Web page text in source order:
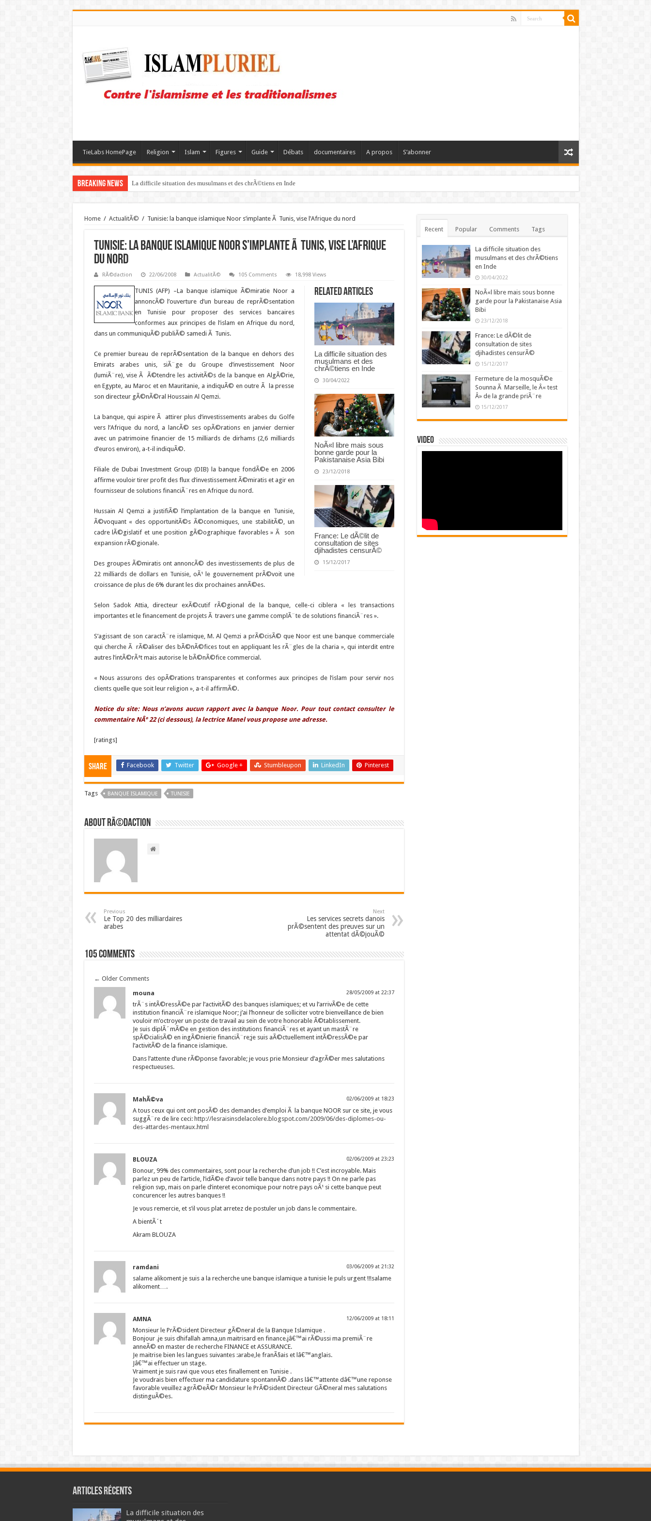
TieLabs HomePage Religion Islam Figures Guide Débats documentaires A propos S’abonner
Breaking News La difficile situation des musulmans et des chrÃ©tiens en Inde
Home / ActualitÃ© / Tunisie: la banque islamique Noor s’implante Ã Tunis, vise l’Afrique du nord
Tunisie: la banque islamique Noor s’implante Ã Tunis, vise l’Afrique
du nord
RÃ©daction 22/06/2008 ActualitÃ© 105 Comments 18,998 Views
Related Articles
La difficile situation des
musulmans et des
chrÃ©tiens en Inde
30/04/2022
NoÃ«l libre mais sous
bonne garde pour la
Pakistanaise Asia Bibi
23/12/2018
France: Le dÃ©lit de
consultation de sites
djihadistes censurÃ©
15/12/2017
TUNIS (AFP) –La banque islamique Ã©miratie Noor a
annoncÃ© l’ouverture d’un bureau de reprÃ©sentation
en Tunisie pour proposer des services bancaires
conformes aux principes de l’islam en Afrique du nord,
dans un communiquÃ© publiÃ© samedi Ã Tunis.
Ce premier bureau de reprÃ©sentation de la banque en dehors des
Emirats arabes unis, siÃ¨ge du Groupe d’investissement Noor
(lumiÃ¨re), vise Ã Ã©tendre les activitÃ©s de la banque en AlgÃ©rie,
en Egypte, au Maroc et en Mauritanie, a indiquÃ© en outre Ã la presse
son directeur gÃ©nÃ©ral Houssain Al Qemzi.
La banque, qui aspire Ã attirer plus d’investissements arabes du Golfe
vers l’Afrique du nord, a lancÃ© ses opÃ©rations en janvier dernier
avec un patrimoine financier de 15 milliards de dirhams (2,6 milliards
d’euros environ), a-t-il indiquÃ©.
Filiale de Dubai Investment Group (DIB) la banque fondÃ©e en 2006
affirme vouloir tirer profit des flux d’investissement Ã©miratis et agir en
fournisseur de solutions financiÃ¨res en Afrique du nord.
Hussain Al Qemzi a justifiÃ© l’implantation de la banque en Tunisie,
Ã©voquant « des opportunitÃ©s Ã©conomiques, une stabilitÃ©, un
cadre lÃ©gislatif et une position gÃ©ographique favorables » Ã son
expansion rÃ©gionale.
Des groupes Ã©miratis ont annoncÃ© des investissements de plus de
22 milliards de dollars en Tunisie, oÃ¹ le gouvernement prÃ©voit une
croissance de plus de 6% durant les dix prochaines annÃ©es.
Selon Sadok Attia, directeur exÃ©cutif rÃ©gional de la banque, celle-ci ciblera « les transactions
importantes et le financement de projets Ã travers une gamme complÃ¨te de solutions financiÃ¨res ».
S’agissant de son caractÃ¨re islamique, M. Al Qemzi a prÃ©cisÃ© que Noor est une banque commerciale
qui cherche Ã rÃ©aliser des bÃ©nÃ©fices tout en appliquant les rÃ¨gles de la charia », qui interdit entre
autres l’intÃ©rÃªt mais autorise le bÃ©nÃ©fice commercial.
« Nous assurons des opÃ©rations transparentes et conformes aux principes de l’islam pour servir nos
clients quelle que soit leur religion », a-t-il affirmÃ©.
Notice du site: Nous n’avons aucun rapport avec la banque Noor. Pour tout contact consulter le
commentaire NÂ° 22 (ci dessous), la lectrice Manel vous propose une adresse.
[ratings]
Share Facebook Twitter Google + Stumbleupon LinkedIn Pinterest
Tags BANQUE ISLAMIQUE TUNISIE
About RÃ©daction
Previous
Le Top 20 des milliardaires
arabes
Next
Les services secrets danois
prÃ©sentent des preuves sur un
attentat dÃ©jouÃ©
105 comments
← Older Comments
mouna
28/05/2009 at 22:37
trÃ¨s intÃ©ressÃ©e par l’activitÃ© des banques islamiques; et vu l’arrivÃ©e de cette
institution financiÃ¨re islamique Noor; j’ai l’honneur de solliciter votre bienveillance de bien
vouloir m’octroyer un poste de travail au sein de votre honorable Ã©tablissement.
Je suis diplÃ´mÃ©e en gestion des institutions financiÃ¨res et ayant un mastÃ¨re
spÃ©cialisÃ© en ingÃ©nierie financiÃ¨re;je suis aÃ©ctuellement intÃ©ressÃ©e par
l’activitÃ© de la finance islamique.
Dans l’attente d’une rÃ©ponse favorable; je vous prie Monsieur d’agrÃ©er mes salutations
respectueuses.
MahÃ©va 02/06/2009 at 18:23
A tous ceux qui ont ont posÃ© des demandes d’emploi Ã la banque NOOR sur ce site, je vous
suggÃ¨re de lire ceci: http://lesraisinsdelacolere.blogspot.com/2009/06/des-diplomes-ou-
des-attardes-mentaux.html
BLOUZA 02/06/2009 at 23:23
Bonour, 99% des commentaires, sont pour la recherche d’un job !! C’est incroyable. Mais
parlez un peu de l’article, l’idÃ©e d’avoir telle banque dans notre pays !! On ne parle pas
religion svp, mais on parle d’interet economique pour notre pays oÃ¹ si cette banque peut
concurencer les autres banques !!
Je vous remercie, et s’il vous plat arretez de postuler un job dans le commentaire.
A bientÃ´t
Akram BLOUZA
ramdani 03/06/2009 at 21:32
salame alikoment je suis a la recherche une banque islamique a tunisie le puls urgent !!!salame
alikoment….
AMNA 12/06/2009 at 18:11
Monsieur le PrÃ©sident Directeur gÃ©neral de la Banque Islamique .
Bonjour .je suis dhifallah amna,un maitrisard en finance.jâ€™ai rÃ©ussi ma premiÃ¨re
anneÃ© en master de recherche FINANCE et ASSURANCE.
Je maitrise bien les langues suivantes :arabe,le franÃ§ais et lâ€™anglais.
Jâ€™ai effectuer un stage.
Vraiment je suis ravi que vous etes finallement en Tunisie .
Je voudrais bien effectuer ma candidature spontannÃ© .dans lâ€™attente dâ€™une reponse
favorable veuillez agrÃ©eÃ©r Monsieur le PrÃ©sident Directeur GÃ©neral mes salutations
distinguÃ©es.
Recent Popular Comments Tags
La difficile situation des
musulmans et des chrÃ©tiens
en Inde
30/04/2022
NoÃ«l libre mais sous bonne
garde pour la Pakistanaise Asia
Bibi
23/12/2018
France: Le dÃ©lit de
consultation de sites
djihadistes censurÃ©
15/12/2017
Fermeture de la mosquÃ©e
Sounna Ã Marseille, le Â« test
Â» de la grande priÃ¨re
15/12/2017
Video
Articles récents
La difficile situation des